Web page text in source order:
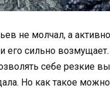
не молчал, а
его сильно
себе резкие
Но как такое